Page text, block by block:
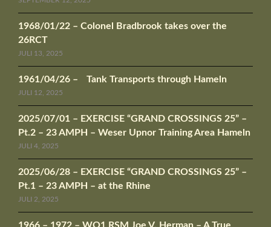
1968/01/22 – Colonel Bradbrook takes over the
26RCT
JULI 13, 2025
1961/04/26 – Tank Transports through Hameln
JULI 12, 2025
2025/07/01 – EXERCISE “GRAND CROSSINGS 25” –
Pt.2 – 23 AMPH – Weser Upnor Training Area Hameln
JULI 4, 2025
2025/06/28 – EXERCISE “GRAND CROSSINGS 25” –
Pt.1 – 23 AMPH – at the Rhine
JULI 2, 2025